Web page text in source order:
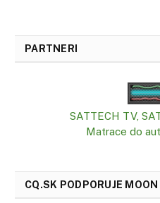
PARTNERI
SATTECH TV,
Matrace do
CQ.SK PODPORUJE